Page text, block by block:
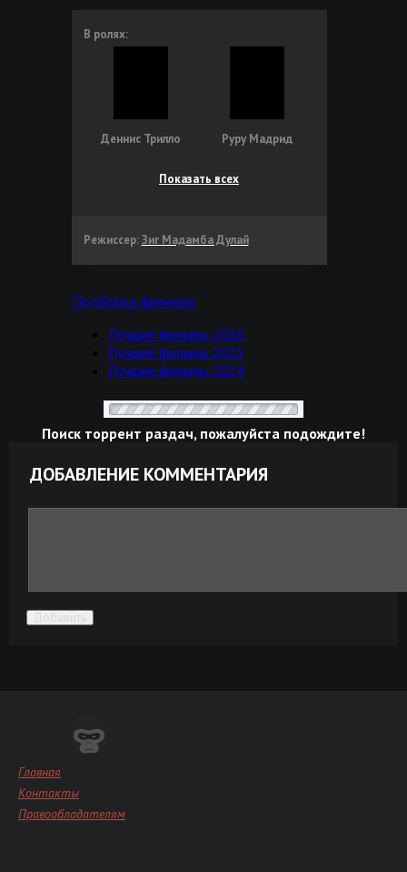
В ролях:
Деннис Трилло Руру Мадрид
Показать всех
Режиссер: Зиг Мадамба Дулай
Подборка фильмов
Лучшие фильмы 2026
Лучшие фильмы 2025
Лучшие фильмы 2024
Поиск торрент раздач, пожалуйста подождите!
ДОБАВЛЕНИЕ КОММЕНТАРИЯ
Добавить
Главная
Контакты
Правообладателям